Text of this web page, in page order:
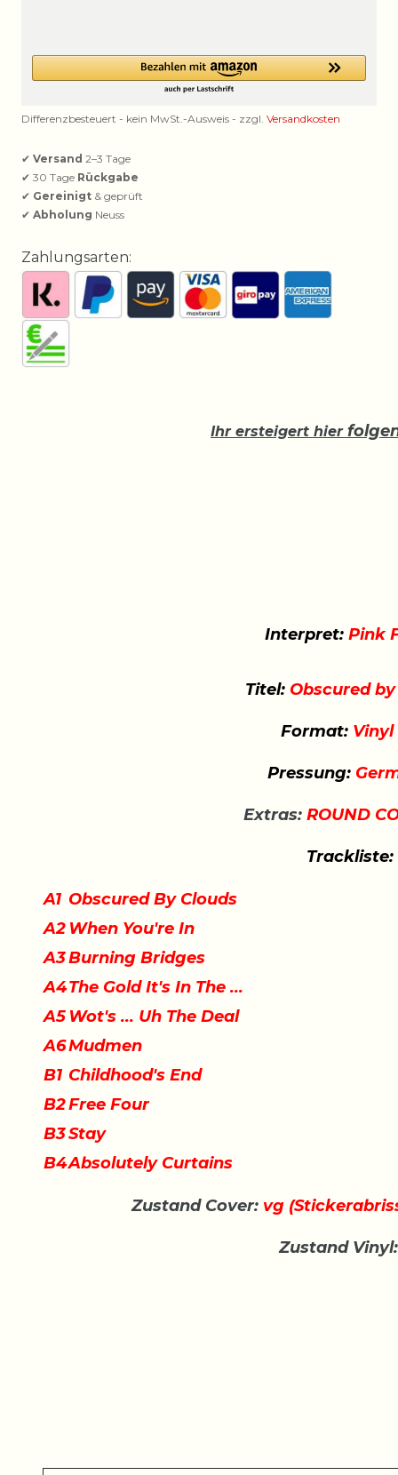
Differenzbesteuert - kein MwSt.-Ausweis - zzgl. Versandkosten
✔ Versand 2–3 Tage
✔ 30 Tage Rückgabe
✔ Gereinigt & geprüft
✔ Abholung Neuss
Zahlungsarten:
Ihr ersteigert hier
Interpret:Pink
Titel: Obscured
Format: Vinyl
Pressung:
Extras: ROUND
Trackliste:
A1 Obscured By Clouds
A2 When You're In
A3Burning Bridges
A4The Gold It's In The ...
A5 Wot's ... Uh The Deal
A6Mudmen
B1 Childhood's End
B2Free Four
B3Stay
B4Absolutely Curtains
Zustand Cover: vg
Zustand Vinyl: